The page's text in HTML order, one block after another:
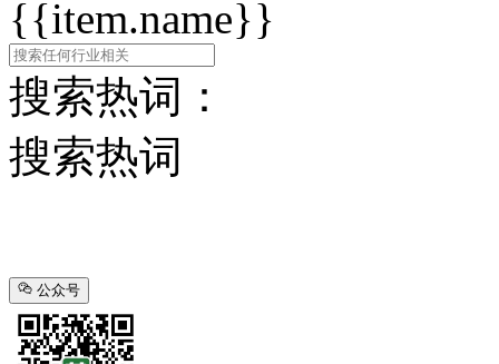
{{item.name}}
搜索热词：
搜索热词
公众号